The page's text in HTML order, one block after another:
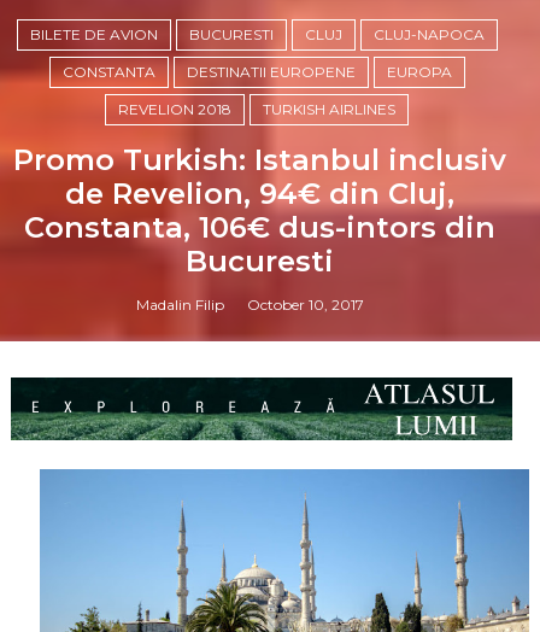
BILETE DE AVION BUCURESTI CLUJ CLUJ-NAPOCA
CONSTANTA DESTINATII EUROPENE EUROPA
REVELION 2018 TURKISH AIRLINES
Promo Turkish: Istanbul inclusiv
de Revelion, 94€ din Cluj,
Constanta, 106€ dus-intors din
Bucuresti
Madalin Filip October 10, 2017